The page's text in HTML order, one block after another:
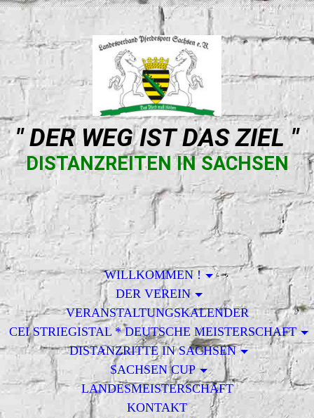
" DER WEG IST DAS ZIEL "
DISTANZREITEN IN SACHSEN
WILLKOMMEN !
DER VEREIN
VERANSTALTUNGSKALENDER
CEI STRIEGISTAL * DEUTSCHE MEISTERSCHAFT
DISTANZRITTE IN SACHSEN
SACHSEN CUP
LANDESMEISTERSCHAFT
KONTAKT